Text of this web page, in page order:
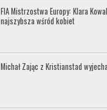
FIA Mistrzostwa Europy: Klara
najszybsza wśród kobiet
Michał Zając z Kristianstad